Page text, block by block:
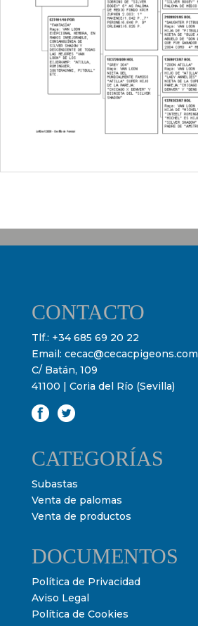
CONTACTO
Tlf.: +34 685 69 20 22
Email: cecac@cecacpigeons.com
C/ Batán, 109
41100 | Coria del Río (Sevilla)
CATEGORÍAS
Subastas
Venta de palomas
Venta de productos
DOCUMENTOS
Política de Privacidad
Aviso Legal
Política de Cookies